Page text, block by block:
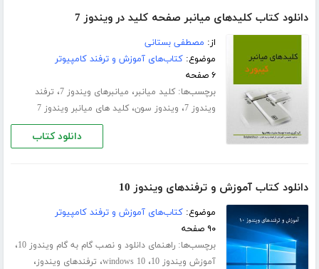
دانلود کتاب کلیدهای میانبر صفحه کلید در ویندوز 7
از: مصطفی بستانی
موضوع:کتاب‌های آموزش و ترفند کامپیوتر
۶ صفحه
برچسب‌ها:کلید میانبر، میانبرهای ویندوز 7 ، ترفند
ویندوز 7 ، ویندوز سون،کلید های میانبر ویندوز 7
دانلود کتاب
دانلود کتاب آموزش و ترفندهای ویندوز 10
موضوع:کتاب‌های آموزش و ترفند کامپیوتر
۹۰ صفحه
برچسب‌ها:راهنمای دانلود و نصب گام به گام ویندوز 10 ،
آموزش ویندوز 10 ،windows 10، ترفندهای ویندوز،